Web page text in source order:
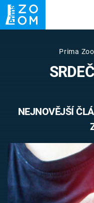
ZRÁDCI UFO
VETŘELCI
Témata
Pořady
Prima
NEJNOVĚJŠÍ